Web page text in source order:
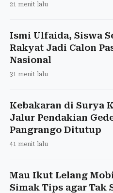
21 menit lalu
Ismi Ulfaida, Siswa
Rakyat Jadi Calon
Nasional
31 menit lalu
Kebakaran di Surya
Jalur Pendakian
Pangrango Ditutup
41 menit lalu
Mau Ikut Lelang
Simak Tips agar Tak